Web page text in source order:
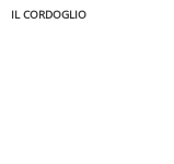
IL CORDOGLIO